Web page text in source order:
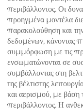
περιβάλλοντος. Οι
προηγμένα μοντέλα
παρακολούθηση και
δεδομένων, κάνοντας
συμμόρφωση με τις
ενσωματώνονται σε
συμβάλλοντας στη
της βέλτιστης
και αερισμού, με βάση
περιβάλλοντος. Η